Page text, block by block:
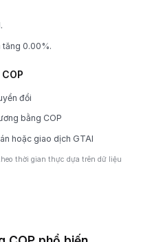
0.00%.
đổi
bằng COP
hoặc giao dịch GTAI
thời gian thực dựa trên dữ liệu